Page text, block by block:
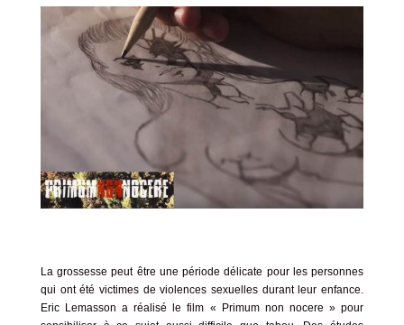
La grossesse peut être une période délicate pour les personnes
qui ont été victimes de violences sexuelles durant leur enfance.
Eric Lemasson a réalisé le film « Primum non nocere » pour